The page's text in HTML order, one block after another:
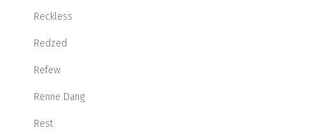
Reckless
Redzed
Refew
Renne Dang
Rest